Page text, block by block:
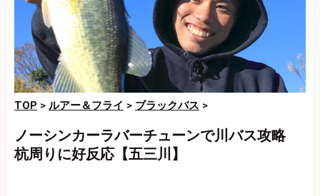
TOP > ルアー＆フライ > ブラックバス >
ノーシンカーラバーチューンで川バス攻略
杭周りに好反応【五三川】